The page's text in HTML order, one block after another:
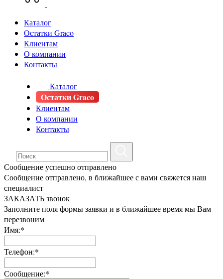
Каталог
Остатки Graco
Клиентам
О компании
Контакты
Каталог
Остатки Graco
Клиентам
О компании
Контакты
Сообщение успешно отправлено
Сообщение отправлено, в ближайшее с вами свяжется наш
специалист
ЗАКАЗАТЬ звонок
Заполните поля формы заявки и в ближайшее время мы Вам
перезвоним
Имя:*
Телефон:*
Сообщение:*